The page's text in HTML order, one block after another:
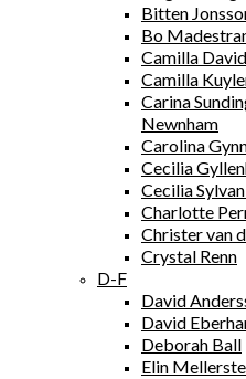
Bitten
Bo
Camilla
Camilla
Carina
Newnham
Carolina
Cecilia
Cecilia
Charlotte
Christer van
Crystal Renn
D-F
David
David
Deborah Ball
Elin